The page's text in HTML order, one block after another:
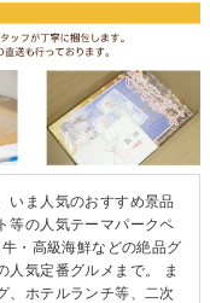
いま人気のおすすめ景品
等の人気テーマパークペ
・高級海鮮などの絶品グ
人気定番グルメまで。 ま
、ホテルランチ等、二次